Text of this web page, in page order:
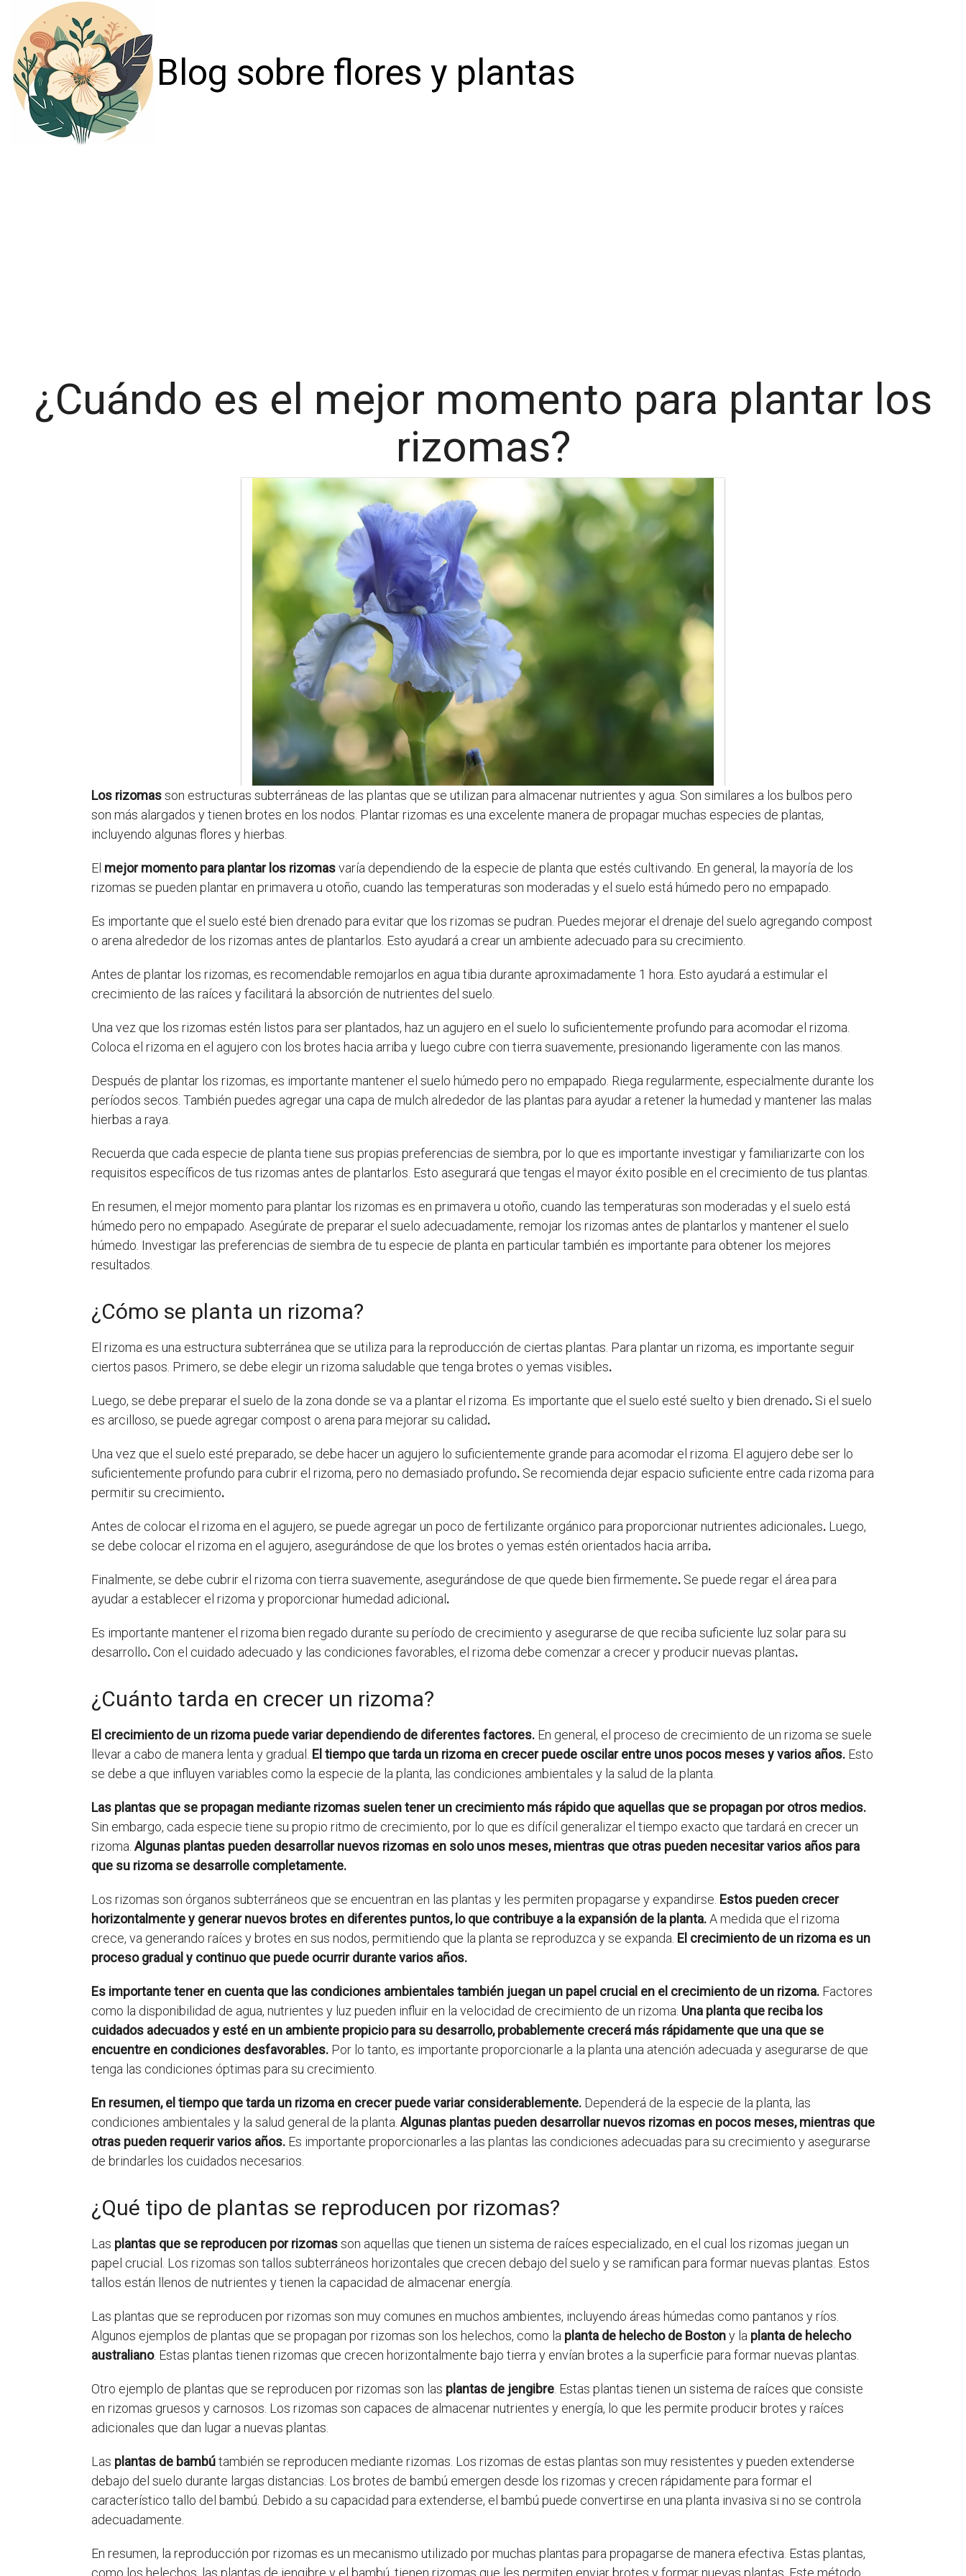
Blog sobre flores y plantas
¿Cuándo es el mejor momento para plantar los
rizomas?
Los rizomasson estructuras subterráneas de las plantas que se utilizan para almacenar nutrientes y agua. Son similares a los bulbos pero
son más alargados y tienen brotes en los nodos. Plantar rizomas es una excelente manera de propagar muchas especies de plantas,
incluyendo algunas flores y hierbas.
El mejor momento para plantar los rizomasvaría dependiendo de la especie de planta que estés cultivando. En general, la mayoría de los
rizomas se pueden plantar en primavera u otoño, cuando las temperaturas son moderadas y el suelo está húmedo pero no empapado.
Es importante que el suelo esté bien drenado para evitar que los rizomas se pudran. Puedes mejorar el drenaje del suelo agregando compost
o arena alrededor de los rizomas antes de plantarlos. Esto ayudará a crear un ambiente adecuado para su crecimiento.
Antes de plantar los rizomas, es recomendable remojarlos en agua tibia durante aproximadamente 1 hora. Esto ayudará a estimular el
crecimiento de las raíces y facilitará la absorción de nutrientes del suelo.
Una vez que los rizomas estén listos para ser plantados, haz un agujero en el suelo lo suficientemente profundo para acomodar el rizoma.
Coloca el rizoma en el agujero con los brotes hacia arriba y luego cubre con tierra suavemente, presionando ligeramente con las manos.
Después de plantar los rizomas, es importante mantener el suelo húmedo pero no empapado. Riega regularmente, especialmente durante los
períodos secos. También puedes agregar una capa de mulch alrededor de las plantas para ayudar a retener la humedad y mantener las malas
hierbas a raya.
Recuerda que cada especie de planta tiene sus propias preferencias de siembra, por lo que es importante investigar y familiarizarte con los
requisitos específicos de tus rizomas antes de plantarlos. Esto asegurará que tengas el mayor éxito posible en el crecimiento de tus plantas.
En resumen, el mejor momento para plantar los rizomas es en primavera u otoño, cuando las temperaturas son moderadas y el suelo está
húmedo pero no empapado. Asegúrate de preparar el suelo adecuadamente, remojar los rizomas antes de plantarlos y mantener el suelo
húmedo. Investigar las preferencias de siembra de tu especie de planta en particular también es importante para obtener los mejores
resultados.
¿Cómo se planta un rizoma?
El rizoma es una estructura subterránea que se utiliza para la reproducción de ciertas plantas. Para plantar un rizoma, es importante seguir
ciertos pasos. Primero, se debe elegir un rizoma saludable que tenga brotes o yemas visibles.
Luego, se debe preparar el suelo de la zona donde se va a plantar el rizoma. Es importante que el suelo esté suelto y bien drenado. Si el suelo
es arcilloso, se puede agregar compost o arena para mejorar su calidad.
Una vez que el suelo esté preparado, se debe hacer un agujero lo suficientemente grande para acomodar el rizoma. El agujero debe ser lo
suficientemente profundo para cubrir el rizoma, pero no demasiado profundo. Se recomienda dejar espacio suficiente entre cada rizoma para
permitir su crecimiento.
Antes de colocar el rizoma en el agujero, se puede agregar un poco de fertilizante orgánico para proporcionar nutrientes adicionales. Luego,
se debe colocar el rizoma en el agujero, asegurándose de que los brotes o yemas estén orientados hacia arriba.
Finalmente, se debe cubrir el rizoma con tierra suavemente, asegurándose de que quede bien firmemente. Se puede regar el área para
ayudar a establecer el rizoma y proporcionar humedad adicional.
Es importante mantener el rizoma bien regado durante su período de crecimiento y asegurarse de que reciba suficiente luz solar para su
desarrollo.Con el cuidado adecuado y las condiciones favorables, el rizoma debe comenzar a crecer y producir nuevas plantas.
¿Cuánto tarda en crecer un rizoma?
El crecimiento de un rizoma puede variar dependiendo de diferentes factores. En general, el proceso de crecimiento de un rizoma se suele
llevar a cabo de manera lenta y gradual. El tiempo que tarda un rizoma en crecer puede oscilar entre unos pocos meses y varios años. Esto
se debe a que influyen variables como la especie de la planta, las condiciones ambientales y la salud de la planta.
Las plantas que se propagan mediante rizomas suelen tener un crecimiento más rápido que aquellas que se propagan por otros medios.
Sin embargo, cada especie tiene su propio ritmo de crecimiento, por lo que es difícil generalizar el tiempo exacto que tardará en crecer un
rizoma. Algunas plantas pueden desarrollar nuevos rizomas en solo unos meses, mientras que otras pueden necesitar varios años para
que su rizoma se desarrolle completamente.
Los rizomas son órganos subterráneos que se encuentran en las plantas y les permiten propagarse y expandirse. Estos pueden crecer
horizontalmente y generar nuevos brotes en diferentes puntos, lo que contribuye a la expansión de la planta.A medida que el rizoma
crece, va generando raíces y brotes en sus nodos, permitiendo que la planta se reproduzca y se expanda. El crecimiento de un rizoma es un
proceso gradual y continuo que puede ocurrir durante varios años.
Es importante tener en cuenta que las condiciones ambientales también juegan un papel crucial en el crecimiento de un rizoma. Factores
como la disponibilidad de agua, nutrientes y luz pueden influir en la velocidad de crecimiento de un rizoma. Una planta que reciba los
cuidados adecuados y esté en un ambiente propicio para su desarrollo, probablemente crecerá más rápidamente que una que se
encuentre en condiciones desfavorables. Por lo tanto, es importante proporcionarle a la planta una atención adecuada y asegurarse de que
tenga las condiciones óptimas para su crecimiento.
En resumen, el tiempo que tarda un rizoma en crecer puede variar considerablemente. Dependerá de la especie de la planta, las
condiciones ambientales y la salud general de la planta. Algunas plantas pueden desarrollar nuevos rizomas en pocos meses, mientras que
otras pueden requerir varios años. Es importante proporcionarles a las plantas las condiciones adecuadas para su crecimiento y asegurarse
de brindarles los cuidados necesarios.
¿Qué tipo de plantas se reproducen por rizomas?
Las plantas que se reproducen por rizomasson aquellas que tienen un sistema de raíces especializado, en el cual los rizomas juegan un
papel crucial. Los rizomas son tallos subterráneos horizontales que crecen debajo del suelo y se ramifican para formar nuevas plantas. Estos
tallos están llenos de nutrientes y tienen la capacidad de almacenar energía.
Las plantas que se reproducen por rizomas son muy comunes en muchos ambientes, incluyendo áreas húmedas como pantanos y ríos.
Algunos ejemplos de plantas que se propagan por rizomas son los helechos, como la planta de helecho de Bostony la planta de helecho
australiano. Estas plantas tienen rizomas que crecen horizontalmente bajo tierra y envían brotes a la superficie para formar nuevas plantas.
Otro ejemplo de plantas que se reproducen por rizomas son las plantas de jengibre . Estas plantas tienen un sistema de raíces que consiste
en rizomas gruesos y carnosos. Los rizomas son capaces de almacenar nutrientes y energía, lo que les permite producir brotes y raíces
adicionales que dan lugar a nuevas plantas.
Las plantas de bambútambién se reproducen mediante rizomas. Los rizomas de estas plantas son muy resistentes y pueden extenderse
debajo del suelo durante largas distancias. Los brotes de bambú emergen desde los rizomas y crecen rápidamente para formar el
característico tallo del bambú. Debido a su capacidad para extenderse, el bambú puede convertirse en una planta invasiva si no se controla
adecuadamente.
En resumen, la reproducción por rizomas es un mecanismo utilizado por muchas plantas para propagarse de manera efectiva. Estas plantas,
como los helechos, las plantas de jengibre y el bambú, tienen rizomas que les permiten enviar brotes y formar nuevas plantas. Este método